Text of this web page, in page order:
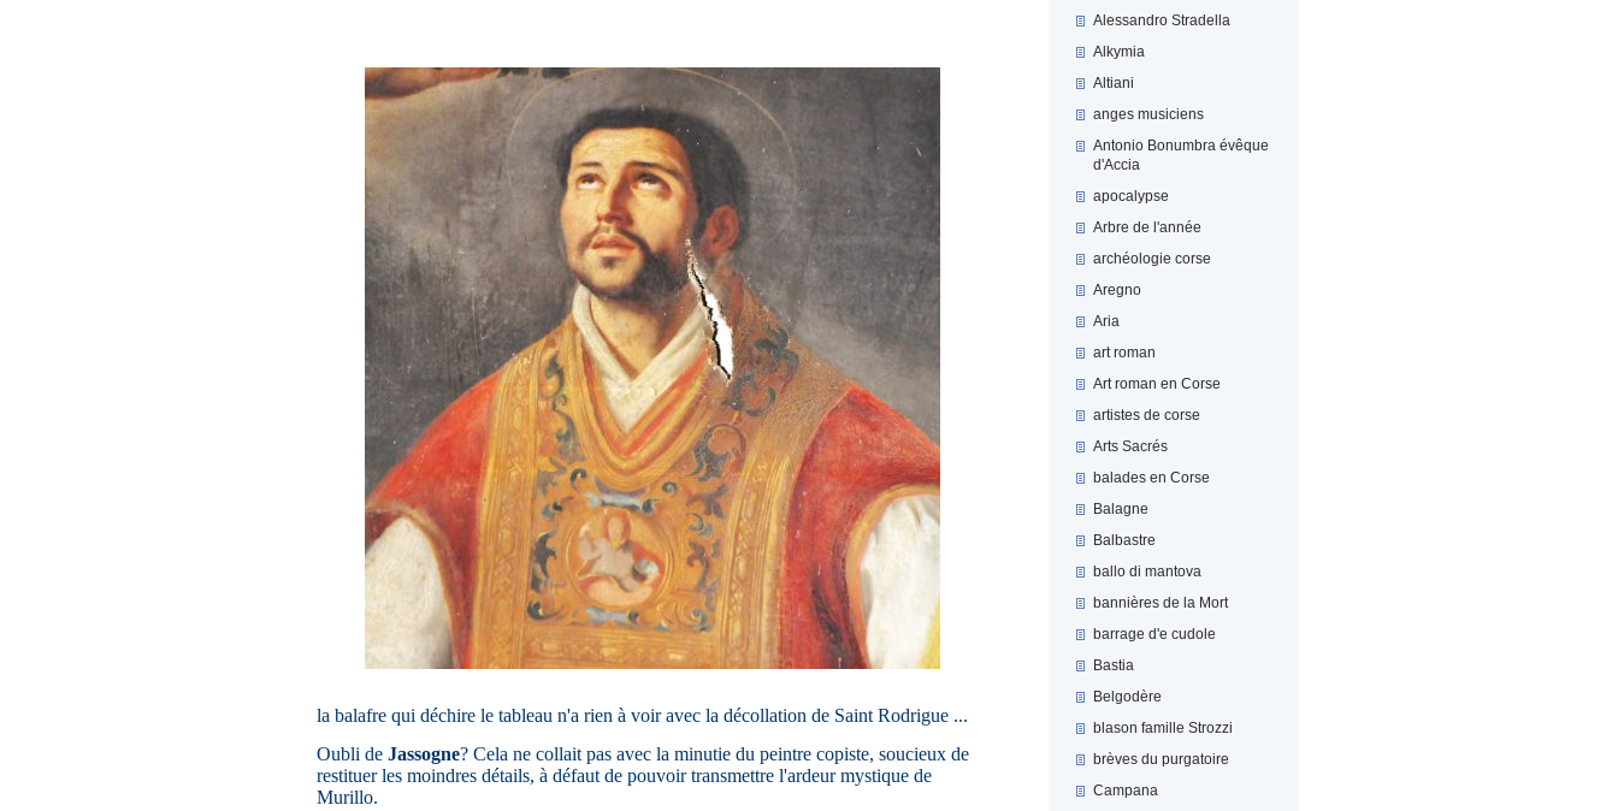
Alessandro Stradella
Alkymia
Altiani
anges musiciens
Antonio Bonumbra évêque
d'Accia
apocalypse
Arbre de l'année
archéologie corse
Aregno
Aria
art roman
Art roman en Corse
artistes de corse
Arts Sacrés
balades en Corse
Balagne
Balbastre
ballo di mantova
bannières de la Mort
barrage d'e cudole
Bastia
Belgodère
blason famille Strozzi
brèves du purgatoire
Campana
la balafre qui déchire le tableau n'a rien à voir avec la décollation de Saint Rodrigue ...
Oubli de Jassogne? Cela ne collait pas avec la minutie du peintre copiste, soucieux de
restituer les moindres détails, à défaut de pouvoir transmettre l'ardeur mystique de
Murillo.